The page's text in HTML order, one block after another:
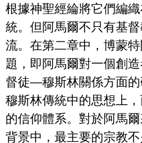
根據神聖經綸將它們編
統。但阿馬爾不只有基
流。在第二章中，博蒙
題，即阿馬爾對一個創
督徒—穆斯林關係方面
穆斯林傳統中的思想上
的信仰體系。對於阿馬
背景中，最主要的宗教